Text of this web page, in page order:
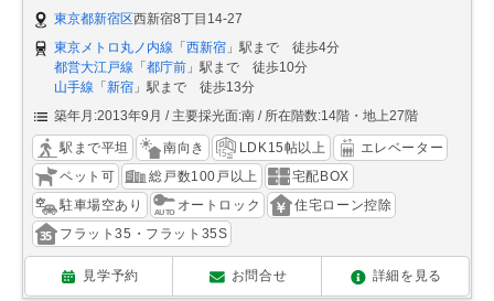
東京都新宿区西新宿8丁目14-27
東京メトロ丸ノ内線 「 西新宿 」駅まで 徒歩4分
都営大江戸線 「 都庁前 」駅まで 徒歩10分
山手線 「 新宿 」駅まで 徒歩13分
築年月:2013年9月
主要採光面:南 所在階数:14階・地上27階
駅まで平坦 南向き LDK15帖以上
エレベーター
ペット可
総戸数100戸以上
宅配BOX
駐車場空あり
オートロック
住宅ローン控除
フラット35・フラット35S
見学予約 お問合せ 詳細を見る